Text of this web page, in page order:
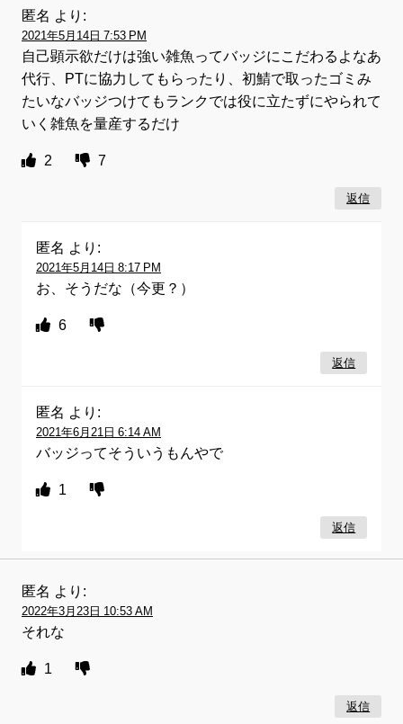
匿名 より:
2021年5月14日 7:53 PM
自己顕示欲だけは強い雑魚ってバッジにこだわるよなあ
代行、PTに協力してもらったり、初鯖で取ったゴミみ
たいなバッジつけてもランクでは役に立たずにやられて
いく雑魚を量産するだけ
2 7
返信
匿名 より:
2021年5月14日 8:17 PM
お、そうだな（今更？）
6
返信
匿名 より:
2021年6月21日 6:14 AM
バッジってそういうもんやで
1
返信
匿名 より:
2022年3月23日 10:53 AM
それな
1
返信